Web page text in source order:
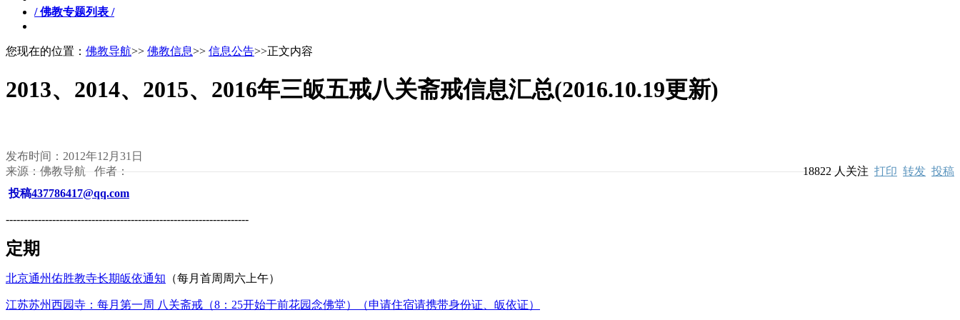
/ 佛教专题列表 /
您现在的位置： 佛教导航>> 佛教信息>> 信息公告>>正文内容
2013、2014、2015、2016年三皈五戒八关斋戒信息汇总(2016.10.19更新)
发布时间：2012年12月31日
来源：佛教导航 作者：
18822人关注 打印 转发 投稿
投稿437786417@qq.com
--------------------------------------------------------------------
定期
北京通州佑胜教寺长期皈依通知 （每月首周周六上午）
江苏苏州西园寺：每月第一周 八关斋戒（8：25开始于前花园念佛堂）（申请住宿请携带身份证、皈依证）